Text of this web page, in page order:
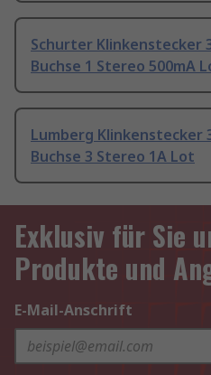
Schurter Klinkenstecker
Buchse 1 Stereo 500mA
Lumberg Klinkenstecker
Buchse 3 Stereo 1A Lot
Exklusiv für Sie
Produkte und
E-Mail-Anschrift